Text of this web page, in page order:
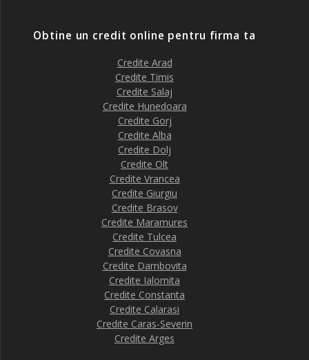
Obtine un credit online pentru firma ta
Credite Arad
Credite Timis
Credite Salaj
Credite Hunedoara
Credite Gorj
Credite Alba
Credite Dolj
Credite Olt
Credite Vrancea
Credite Giurgiu
Credite Brasov
Credite Maramures
Credite Tulcea
Credite Covasna
Credite Dambovita
Credite Ialomita
Credite Constanta
Credite Calarasi
Credite Caras-Severin
Credite Arges